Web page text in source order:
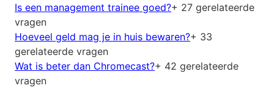
Is een management trainee goed?+ 27 gerelateerde
vragen
Hoeveel geld mag je in huis bewaren?+ 33
gerelateerde vragen
Wat is beter dan Chromecast?+ 42 gerelateerde
vragen